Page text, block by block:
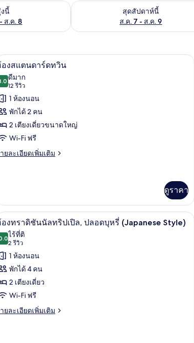
นี้
ส.ค. 8
กว่างในพรุ่งนี้ ส.ค. 7 - ส.ค. 8
สุดสัปดาห์นี้
ส.ค. 7 - ส.ค. 9
ตรวจสอบจำนวนห้องพักว่างในสุด
ยในห้องพัก, ห้องเก็บเสียง, Wi-Fi ฟรี, ผ้าปูที่นอน
ด
พถ่าย
งหมด
ง
อง
แตนดาร์ด
วิน
ห้องสแตนดาร์ดทวิน | ตู้นิรภัยในห้
5งสแตนดาร์ดทวิน
8.0 จาก 10
ดีมาก
12 รีวิว
(12
รีวิว)
1 ห้องนอน
พักได้ 2 คน
2 เตียงเดี่ยวขนาดใหญ่
Wi-Fi ฟรี
ยละเอียดเพิ่มเติม
ย
ห้อง
ตนดาร์ด
ดูราคา
งเก็บเสียง, Wi-Fi ฟรี, ผ้าปูที่นอน
ด
พถ่าย
หมด
ง
อง
ราดิ
น
ห้องทราดิชันนัลทริปเปิล, ปลอดบุห
5
งทราดิชันนัลทริปเปิล, ปลอดบุหรี่ (Japanese Style)
10.0 จาก 10
ไร้ที่ติ
2 รีวิว
(2
รีวิว)
1 ห้องนอน
พักได้ 4 คน
2 เตียงเดี่ยว
Wi-Fi ฟรี
ยละเอียดเพิ่มเติม
ย